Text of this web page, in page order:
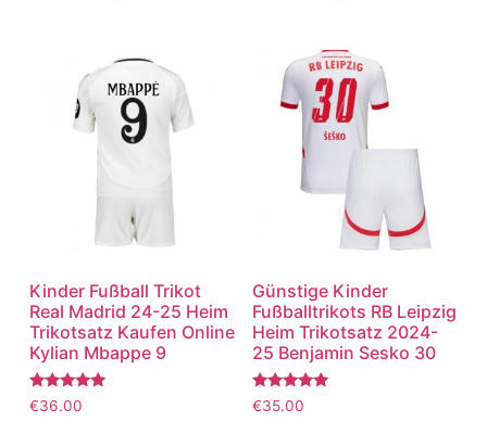
Kinder Fußball Trikot
Real Madrid 24-25 Heim
Trikotsatz Kaufen Online
Kylian Mbappe 9
Bewertet
mit
€36.00
Günstige Kinder
Fußballtrikots RB Leipzig
Heim Trikotsatz 2024-
25 Benjamin Sesko 30
Bewertet
mit
€35.00